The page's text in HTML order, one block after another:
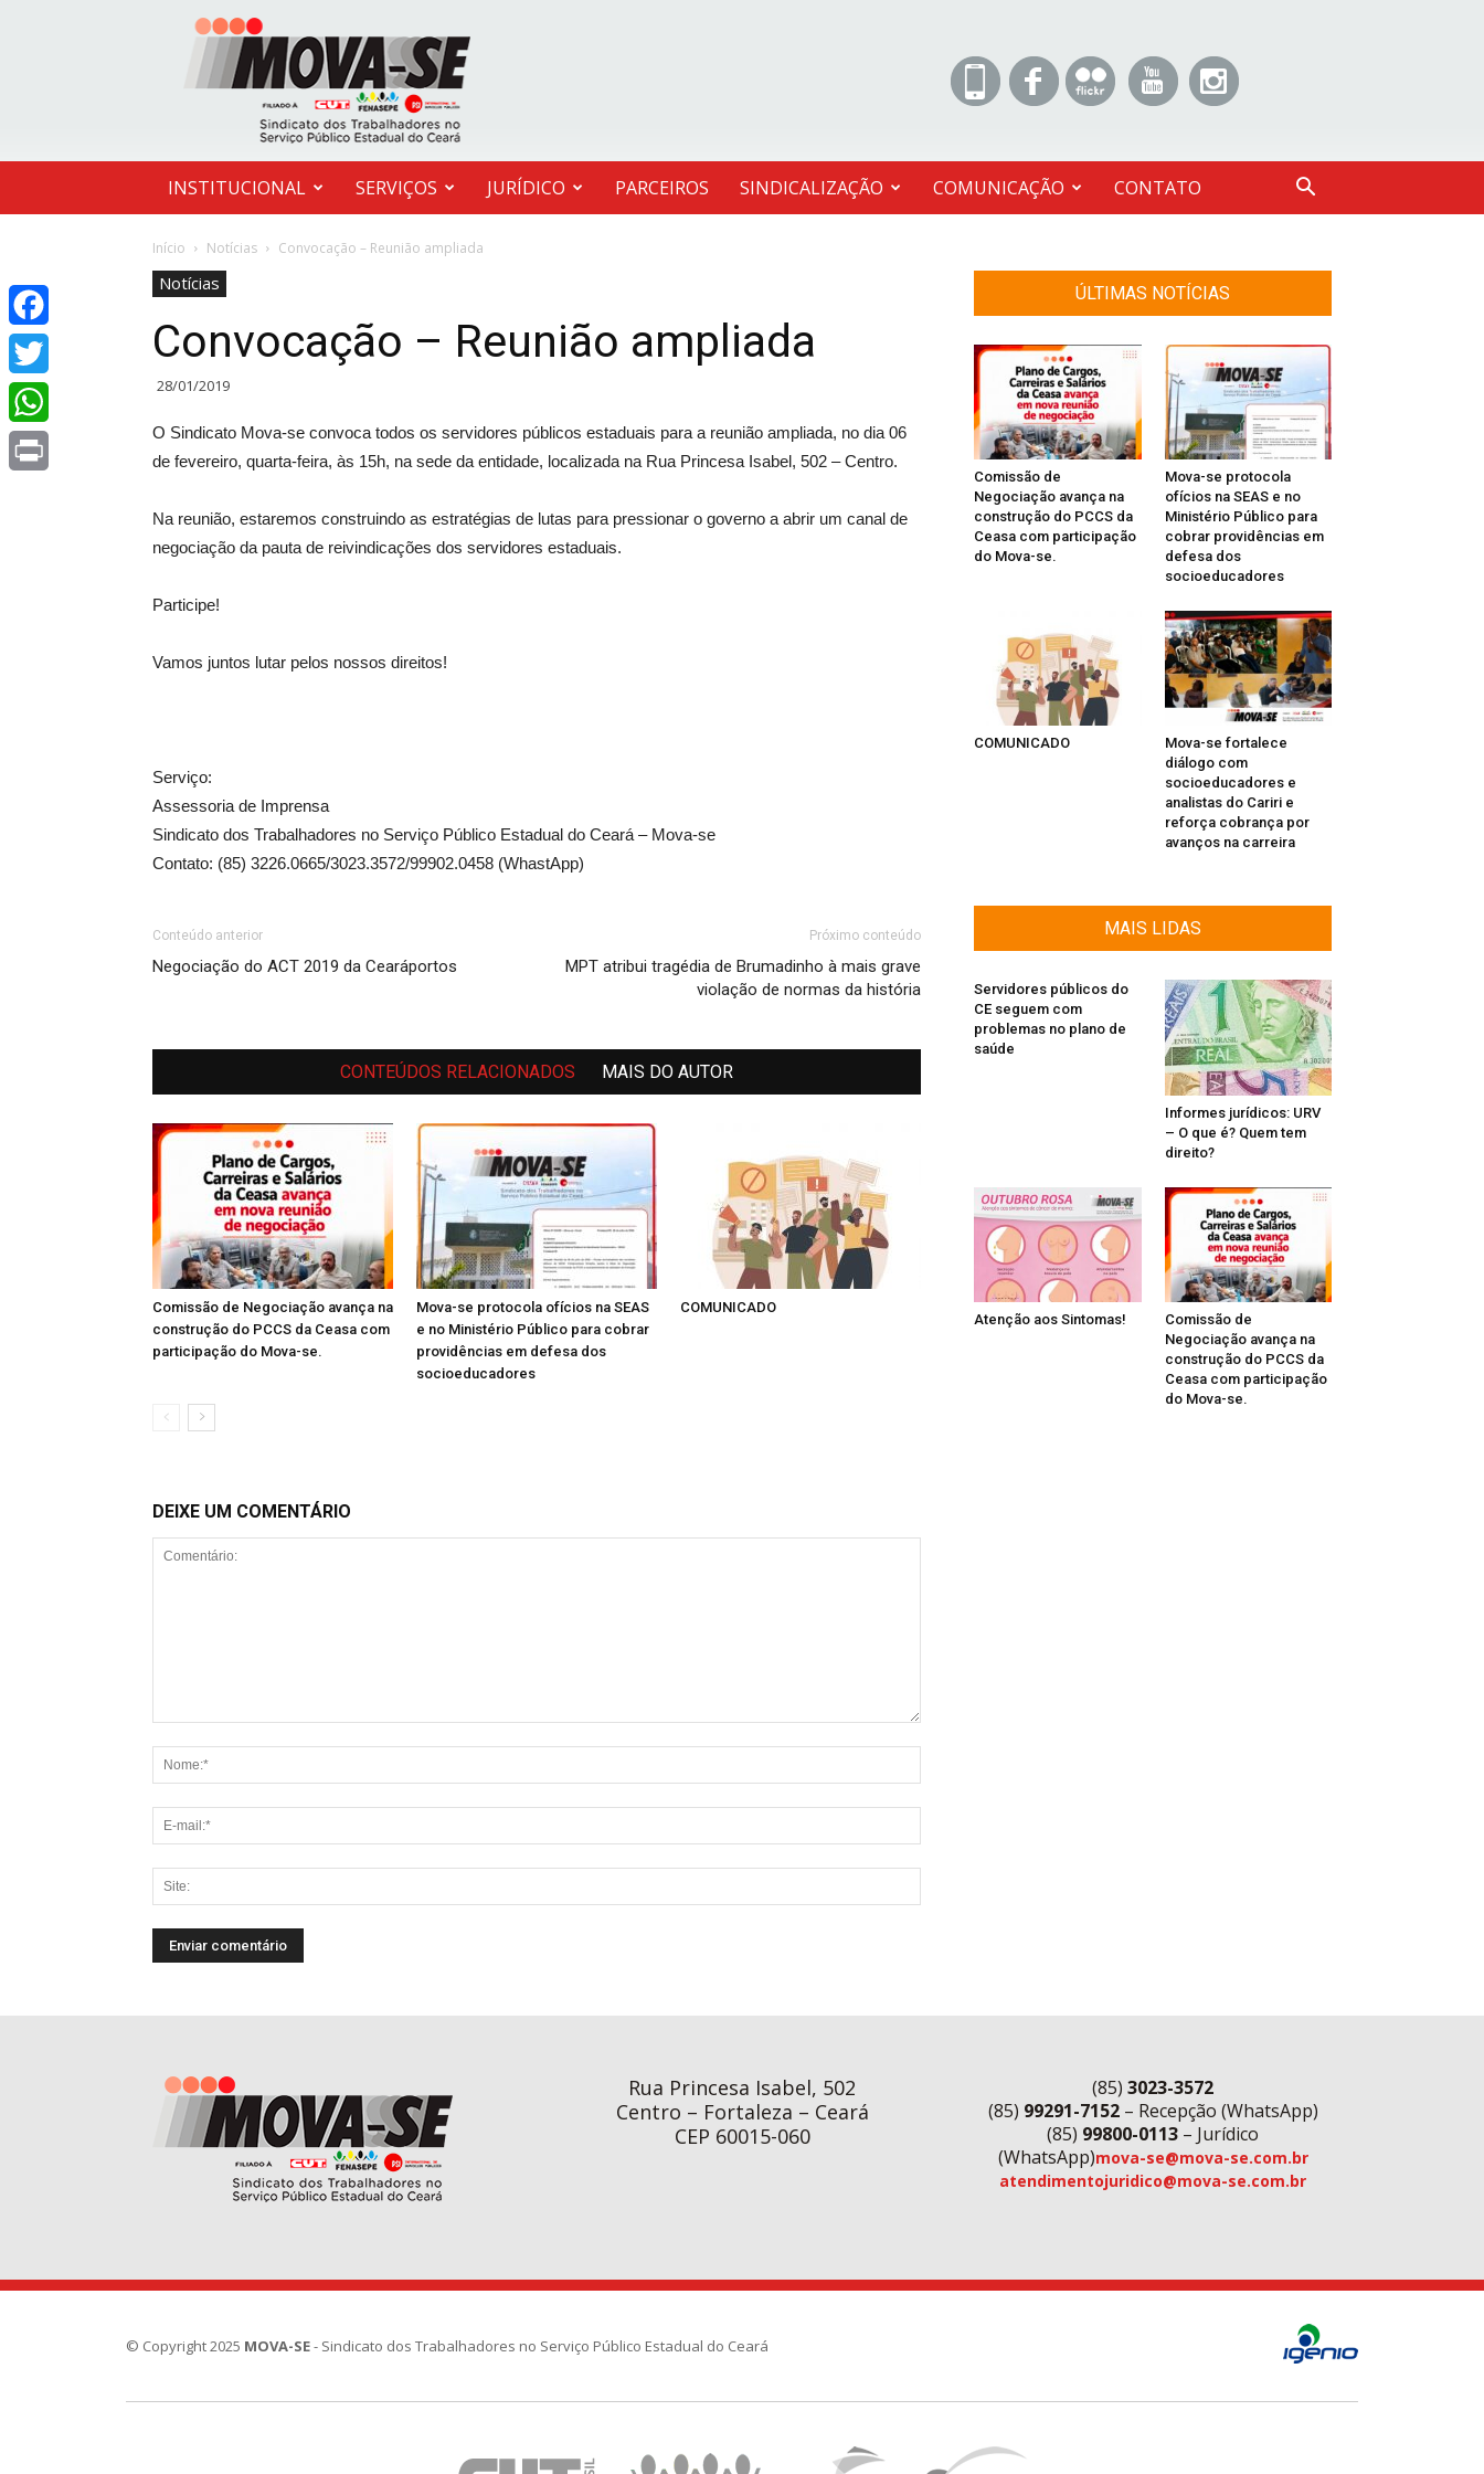
MOVA-
SE
INSTITUCIONAL SERVIÇOS JURÍDICO PARCEIROS SINDICALIZAÇÃO COMUNICAÇÃO CONTATO
Início Notícias Convocação – Reunião ampliada
Notícias
Convocação – Reunião ampliada
28/01/2019
O Sindicato Mova-se convoca todos os servidores públicos estaduais para a reunião ampliada, no dia 06
de fevereiro, quarta-feira, às 15h, na sede da entidade, localizada na Rua Princesa Isabel, 502 – Centro.
Na reunião, estaremos construindo as estratégias de lutas para pressionar o governo a abrir um canal de
negociação da pauta de reivindicações dos servidores estaduais.
Participe!
Vamos juntos lutar pelos nossos direitos!
Serviço:
Assessoria de Imprensa
Sindicato dos Trabalhadores no Serviço Público Estadual do Ceará – Mova-se
Contato: (85) 3226.0665/3023.3572/99902.0458 (WhastApp)
Conteúdo anterior
Negociação do ACT 2019 da Cearáportos
Próximo conteúdo
MPT atribui tragédia de Brumadinho à mais grave
violação de normas da história
CONTEÚDOS RELACIONADOS MAIS DO AUTOR
Comissão de Negociação avança na
construção do PCCS da Ceasa com
participação do Mova-se.
Mova-se protocola ofícios na SEAS
e no Ministério Público para cobrar
providências em defesa dos
socioeducadores
COMUNICADO
DEIXE UM COMENTÁRIO
ÚLTIMAS NOTÍCIAS
Comissão de
Negociação avança na
construção do PCCS da
Ceasa com participação
do Mova-se.
Mova-se protocola
ofícios na SEAS e no
Ministério Público para
cobrar providências em
defesa dos
socioeducadores
COMUNICADO
Mova-se fortalece
diálogo com
socioeducadores e
analistas do Cariri e
reforça cobrança por
avanços na carreira
MAIS LIDAS
Servidores públicos do
CE seguem com
problemas no plano de
saúde
Informes jurídicos: URV
– O que é? Quem tem
direito?
Atenção aos Sintomas!
Comissão de
Negociação avança na
construção do PCCS da
Ceasa com participação
do Mova-se.
Rua Princesa Isabel, 502
Centro – Fortaleza – Ceará
CEP 60015-060
(85) 3023-3572
(85) 99291-7152– Recepção (WhatsApp)
(85) 99800-0113 – Jurídico
(WhatsApp)mova-se@mova-se.com.br
atendimentojuridico@mova-se.com.br
© Copyright 2025 MOVA-SE- Sindicato dos Trabalhadores no Serviço Público Estadual do Ceará
Facebook
Twitter
WhatsApp